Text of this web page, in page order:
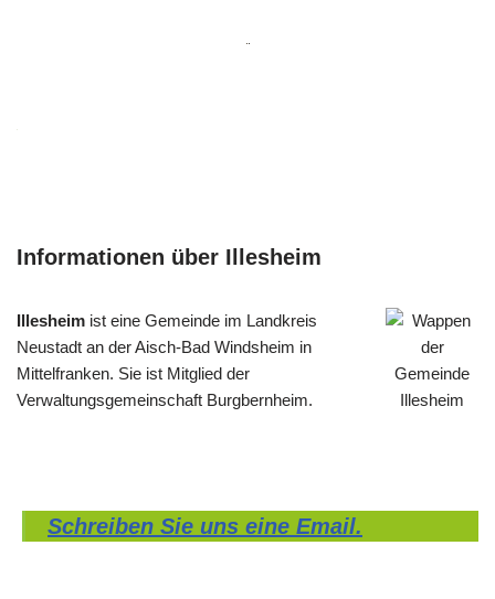
Informationen über Illesheim
Illesheim ist eine Gemeinde im Landkreis
Neustadt an der Aisch-Bad Windsheim in
Mittelfranken. Sie ist Mitglied der
Verwaltungsgemeinschaft Burgbernheim.
Schreiben Sie uns eine Email.